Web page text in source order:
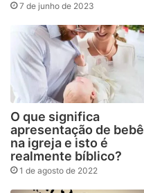
7 de junho de 2023
O que significa
apresentação de bebê
na igreja e isto é
realmente bíblico?
1 de agosto de 2022